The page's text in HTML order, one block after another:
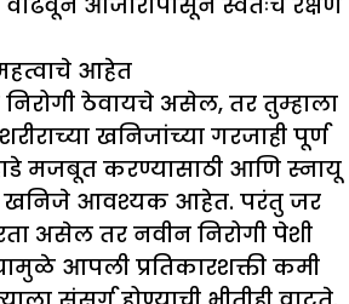
आहेत
निरोगी ठेवायचे असेल, तर तुम्हाला
खनिजांच्या गरजाही पूर्ण
मजबूत करण्यासाठी आणि स्नायू
खनिजे आवश्यक आहेत. परंतु जर
असेल तर नवीन निरोगी पेशी
आपली प्रतिकारशक्ती कमी